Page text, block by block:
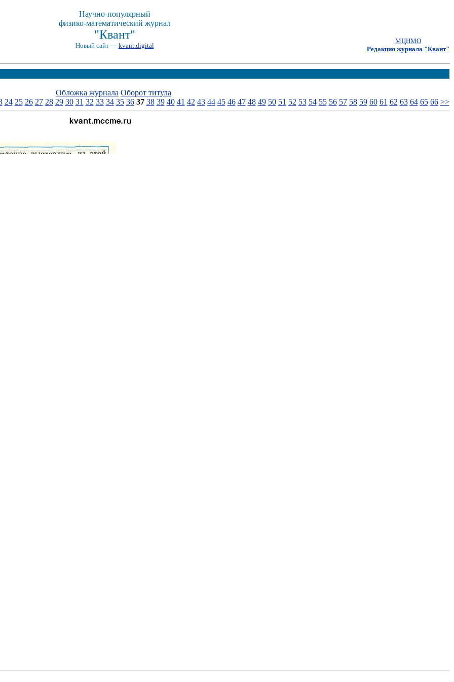
Научно-популярный
физико-математический журнал
"Квант"
Новый сайт — kvant.digital
МЦНМО
Редакция журнала "Квант"
Обложка журнала Оборот титула
24 25 26 27 28 29 30 31 32 33 34 35 36 37 38 39 40 41 42 43 44 45 46 47 48 49 50 51 52 53 54 55 56 57 58 59 60 61 62 63 64 65 66 >>